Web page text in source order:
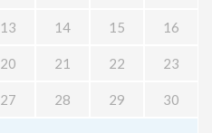
13 14 15 16
20 21 22 23
27 28 29 30